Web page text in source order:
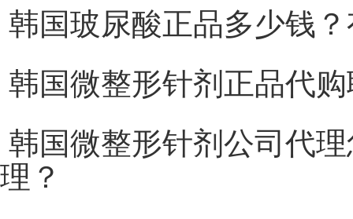
韩国玻尿酸正品多少钱
韩国微整形针剂正品代
韩国微整形针剂公司代
理？